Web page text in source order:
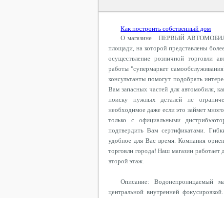
Как построить собственный дом
О магазине ПЕРВЫЙ
площади, на которой представлены
осуществление розничной торговли
работы "супермаркет
консультанты помогут подобрать
Вам запасных частей для автомобиля,
поиску нужных деталей не
необходимое даже если это займет
только с официальными
подтвердить Вам сертификатами.
удобное для Вас время. Компания
торговли города! Наш магазин работает
второй этаж.
Описание: Водонепроницаемый
центральной внутренней